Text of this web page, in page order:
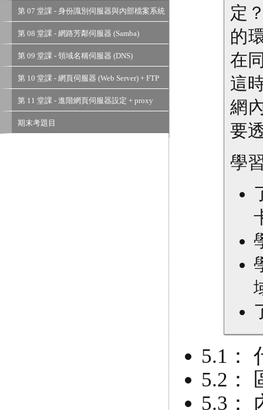
第 07 堂課 - 身份識別伺服器與內部檔案系統
第 08 堂課 - 網路芳鄰伺服器 (Samba)
第 09 堂課 - 領域名稱伺服器 (DNS)
第 10 堂課 - 網頁伺服器 (Web Server) + FTP
第 11 堂課 - 進階網頁伺服器設定 + proxy
期末考題目
定
的
在
這
網
要
學
5.1：
5.2：
5.3：